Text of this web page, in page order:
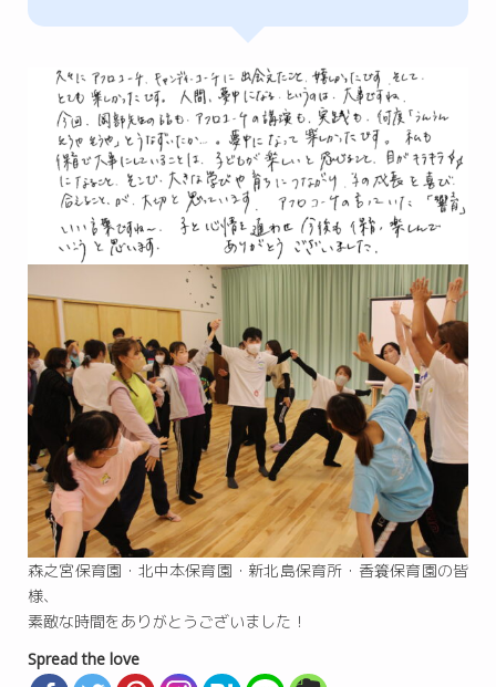
森之宮保育園・北中本保育園・新北島保育所・香簑保育園の皆
様、
素敵な時間をありがとうございました！
Spread the love